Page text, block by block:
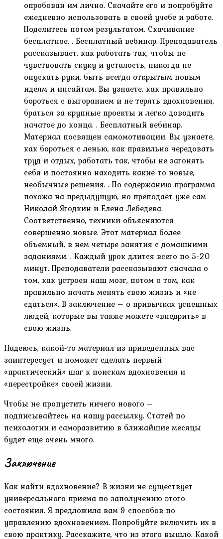
опробован им лично. Скачайте его и попробуйте
ежедневно использовать в своей учебе и работе.
Поделитесь потом результатом. Скачивание
бесплатное. . Бесплатный вебинар. Преподаватель
рассказывает, как работать так, чтобы не
чувствовать скуку и усталость, никогда не
опускать руки, быть всегда открытым новым
идеям и инсайтам. Вы узнаете, как правильно
бороться с выгоранием и не терять вдохновения,
браться за крупные проекты и легко доводить
начатое до конца. . Бесплатный вебинар.
Материал посвящен самомотивации. Вы узнаете,
как бороться с ленью, как правильно чередовать
труд и отдых, работать так, чтобы не загонять
себя и постоянно находить какие-то новые,
необычные решения. . По содержанию программа
похожа на предыдущую, но преподает уже сам
Николай Ягодкин и Елена Лебедева.
Соответственно, техники объясняются
совершенно новые. Этот материал более
объемный, в нем четыре занятия с домашними
заданиями. . Каждый урок длится всего по 5-20
минут. Преподаватели рассказывают сначала о
том, как устроен наш мозг, потом о том, как
правильно начать менять свою жизнь и «не
сдаться». В заключение – о привычках успешных
людей, которые вы также можете «внедрить» в
свою жизнь.
Надеюсь, какой-то материал из приведенных вас
заинтересует и поможет сделать первый
«практический» шаг к поискам вдохновения и
«перестройке» своей жизни.
Чтобы не пропустить ничего нового –
подписывайтесь на нашу рассылку. Статей по
психологии и саморазвитию в ближайшие месяцы
будет еще очень много.
Заключение
Как найти вдохновение? В жизни не существует
универсального приема по заполучению этого
состояния. Я предложила вам 9 способов по
управлению вдохновением. Попробуйте включить их в
свою практику. Расскажите, что из этого вышло. Какой